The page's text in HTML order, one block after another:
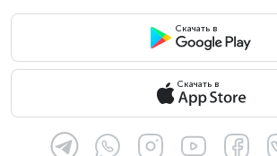
Скачать в
Скачать в